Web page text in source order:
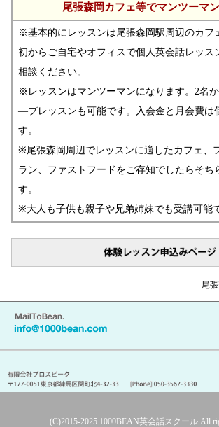
尾張森岡カフェ等でマンツーマ
※基本的にレッスンは尾張森岡駅周辺のカフ
初からご自宅やオフィスで個人英会話レッス
相談ください。
※レッスンはマンツーマンになります。2名
―プレッスンも可能です。入会金と月会費は
す。
※尾張森岡周辺でレッスンに適したカフェ、
ラン、ファストフードをご存知でしたらそち
す。
※大人も子供も親子や兄弟姉妹でも受講可能
尾
(C)2015-2025 1000BEAN英会話スクール All